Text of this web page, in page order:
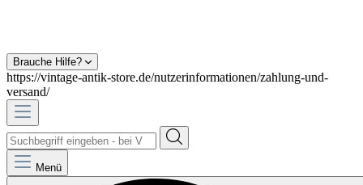
Brauche Hilfe?
https://vintage-antik-store.de/nutzerinformationen/zahlung-und-
versand/
Menü